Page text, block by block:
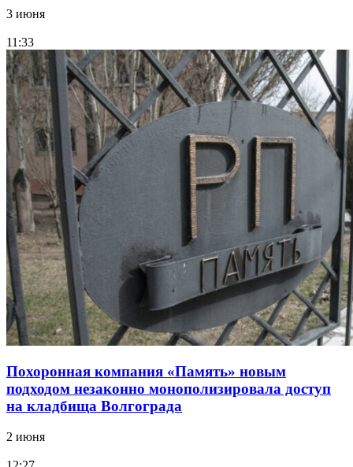
3 июня
11:33
Похоронная компания «Память» новым
подходом незаконно монополизировала доступ
на кладбища Волгограда
2 июня